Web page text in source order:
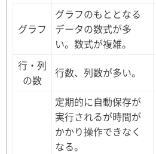
グラフ
グラフのもととなる
データの数式が多
い。数式が複雑。
行・列
の数
行数、列数が多い。
定期的に自動保存が
実行されるが時間が
かかり操作できなく
なる。